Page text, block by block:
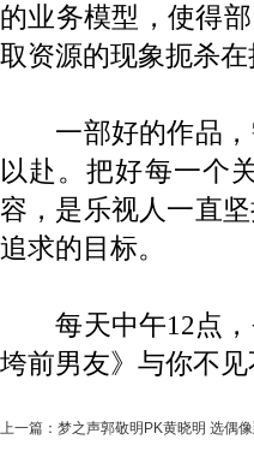
的业务模型，使得
取资源的现象扼杀在
一部好的作品，
以赴。把好每一个
容，是乐视人一直
追求的目标。
每天中午12点，
垮前男友》与你不见
上一篇： 梦之声郭敬明PK黄晓明 选偶